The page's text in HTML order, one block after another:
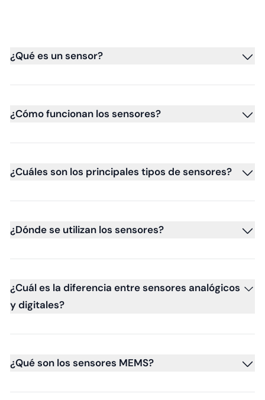
¿Qué es un sensor?
¿Cómo funcionan los sensores?
¿Cuáles son los principales tipos de sensores?
¿Dónde se utilizan los sensores?
¿Cuál es la diferencia entre sensores analógicos
y digitales?
¿Qué son los sensores MEMS?